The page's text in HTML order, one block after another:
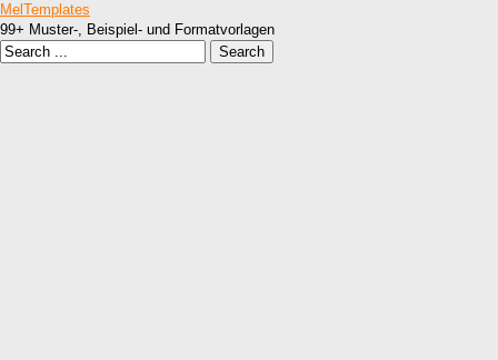
MelTemplates
99+ Muster-, Beispiel- und Formatvorlagen